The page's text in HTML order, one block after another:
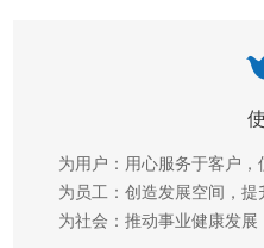
为用户：用心服务于客户，
为员工：创造发展空间，提
为社会：推动事业健康发展